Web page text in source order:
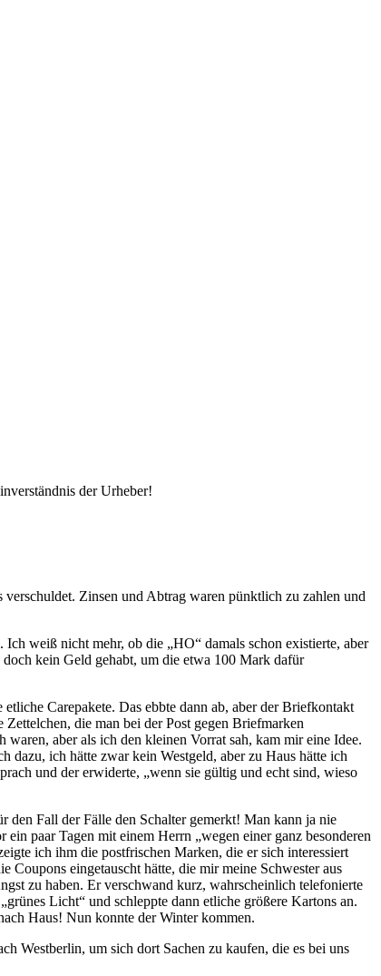
der Urheber!
Zinsen und Abtrag waren pünktlich zu zahlen und
Ich weiß nicht mehr, ob die
HO
damals schon existierte, aber
kein Geld gehabt, um die etwa 100 Mark dafür
Carepakete. Das ebbte dann ab, aber der Briefkontakt
die man bei der Post gegen Briefmarken
aber als ich den kleinen Vorrat sah, kam mir eine Idee.
dazu, ich hätte zwar kein Westgeld, aber zu Haus hätte ich
und der erwiderte,
wenn sie gültig und echt sind, wieso
den Fall der Fälle den Schalter gemerkt! Man kann ja nie
ein paar Tagen mit einem Herrn
wegen einer ganz besonderen
ich ihm die postfrischen Marken, die er sich interessiert
Coupons eingetauscht hätte, die mir meine Schwester aus
zu haben. Er verschwand kurz, wahrscheinlich telefonierte
grünes Licht
und schleppte dann etliche größere Kartons an.
Haus! Nun konnte der Winter kommen.
Westberlin, um sich dort Sachen zu kaufen, die es bei uns